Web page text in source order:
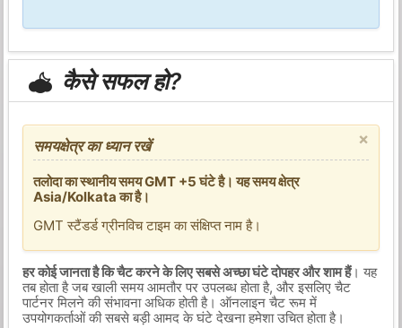
कैसे सफल हो?
×
समयक्षेत्र का ध्यान रखें
तलोदा का स्थानीय समय GMT +5 घंटे है। यह समय क्षेत्र
Asia/Kolkata का है।
GMT स्टैंडर्ड ग्रीनविच टाइम का संक्षिप्त नाम है।
हर कोई जानता है कि चैट करने के लिए सबसे अच्छा घंटे दोपहर और शाम हैं। यह
तब होता है जब खाली समय आमतौर पर उपलब्ध होता है, और इसलिए चैट
पार्टनर मिलने की संभावना अधिक होती है। ऑनलाइन चैट रूम में
उपयोगकर्ताओं की सबसे बड़ी आमद के घंटे देखना हमेशा उचित होता है।